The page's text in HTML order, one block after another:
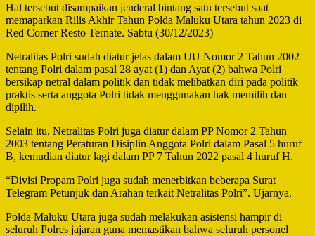
Hal tersebut disampaikan jenderal bintang satu tersebut saat
memaparkan Rilis Akhir Tahun Polda Maluku Utara tahun 2023 di
Red Corner Resto Ternate. Sabtu (30/12/2023)
Netralitas Polri sudah diatur jelas dalam UU Nomor 2 Tahun 2002
tentang Polri dalam pasal 28 ayat (1) dan Ayat (2) bahwa Polri
bersikap netral dalam politik dan tidak melibatkan diri pada politik
praktis serta anggota Polri tidak menggunakan hak memilih dan
dipilih.
Selain itu, Netralitas Polri juga diatur dalam PP Nomor 2 Tahun
2003 tentang Peraturan Disiplin Anggota Polri dalam Pasal 5 huruf
B, kemudian diatur lagi dalam PP 7 Tahun 2022 pasal 4 huruf H.
“Divisi Propam Polri juga sudah menerbitkan beberapa Surat
Telegram Petunjuk dan Arahan terkait Netralitas Polri”. Ujarnya.
Polda Maluku Utara juga sudah melakukan asistensi hampir di
seluruh Polres jajaran guna memastikan bahwa seluruh personel